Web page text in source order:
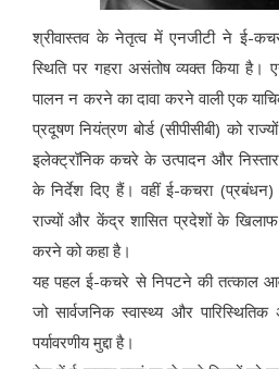
श्रीवास्तव के नेतृत्व में एनजीटी ने ई-कचरा
स्थिति पर गहरा असंतोष व्यक्त किया
पालन न करने का दावा करने वाली एक
प्रदूषण नियंत्रण बोर्ड (सीपीसीबी) को
इलेक्ट्रॉनिक कचरे के उत्पादन और
के निर्देश दिए हैं। वहीं ई-कचरा
राज्यों और केंद्र शासित प्रदेशों के
करने को कहा है।
यह पहल ई-कचरे से निपटने की तत्काल
जो सार्वजनिक स्वास्थ्य और
पर्यावरणीय मुद्दा है।